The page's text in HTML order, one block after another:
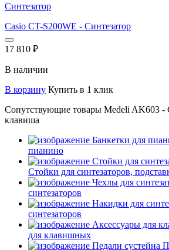
Синтезатор
Casio CT-S200WE - Синтезатор
17 810 ₽
В наличии
В корзину Купить в 1 клик
Сопутствующие товары Medeli AK603 -
клавиша
пианино
Стойки для синтезаторов,
синтезаторов
синтезаторов
для клавишных